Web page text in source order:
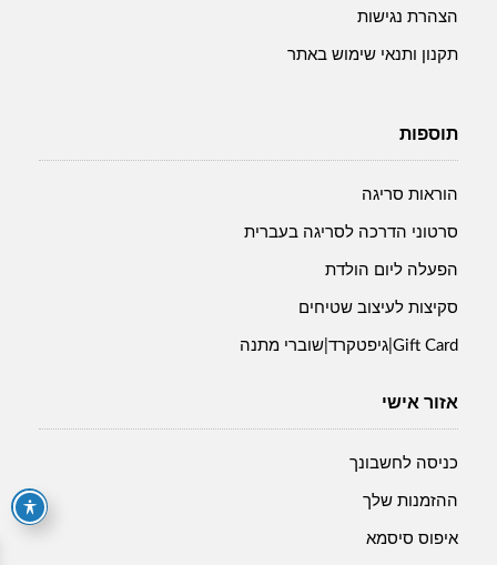
הצהרת נגישות
תקנון ותנאי שימוש באתר
תוספות
הוראות סריגה
סרטוני הדרכה לסריגה בעברית
הפעלה ליום הולדת
סקיצות לעיצוב שטיחים
Gift Card|גיפטקרד|שוברי מתנה
אזור אישי
כניסה לחשבונך
ההזמנות שלך
איפוס סיסמא